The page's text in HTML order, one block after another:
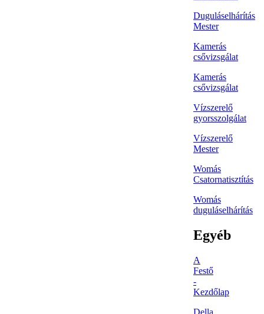
Duguláselhárítás
Mester
Kamerás
csővizsgálat
Kamerás
csővizsgálat
Vízszerelő
gyorsszolgálat
Vízszerelő
Mester
Womás
Csatornatisztítás
Womás
duguláselhárítás
Egyéb
A
Festő
-
Kezdőlap
Della